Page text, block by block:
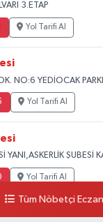
3.ETAP
Yol Tarifi Al
NO:6 YEDİOCAK PARKI
Yol Tarifi Al
YANI,ASKERLİK ŞUBESİ
Yol Tarifi Al
Tüm Nöbetçi